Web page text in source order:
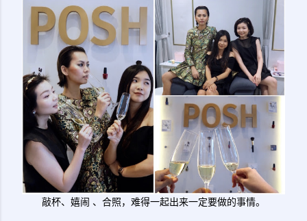
敲杯、嬉闹 、合照，难得一起出来一定要做的事情。